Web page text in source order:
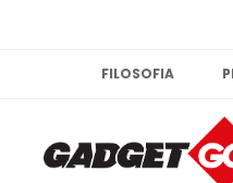
FILOSOFIA